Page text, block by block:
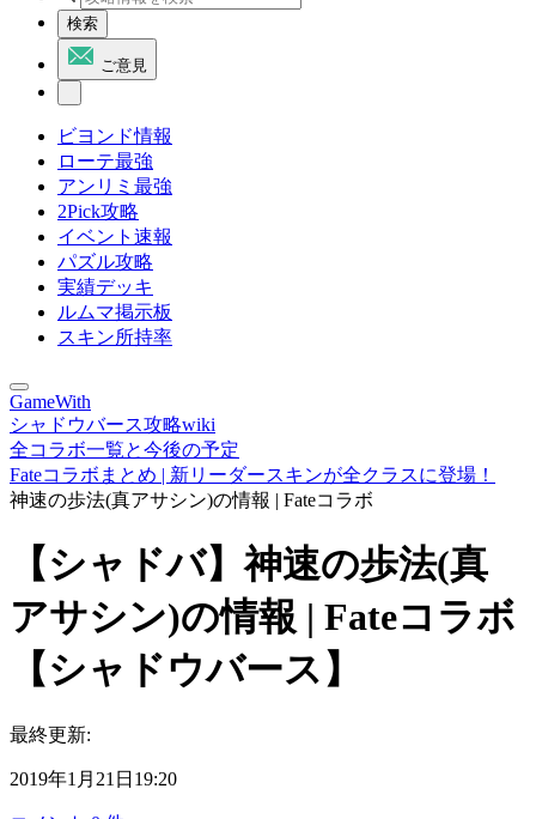
検索
ご意見
ビヨンド情報
ローテ最強
アンリミ最強
2Pick攻略
イベント速報
パズル攻略
実績デッキ
ルムマ掲示板
スキン所持率
GameWith
シャドウバース攻略wiki
全コラボ一覧と今後の予定
Fateコラボまとめ | 新リーダースキンが全クラスに登場！
神速の歩法(真アサシン)の情報 | Fateコラボ
【シャドバ】神速の歩法(真
アサシン)の情報 | Fateコラボ
【シャドウバース】
最終更新:
2019年1月21日19:20